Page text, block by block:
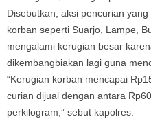
Disebutkan, aksi pencurian
korban seperti Suarjo, Lampe,
mengalami kerugian besar
dikembangbiakan lagi guna
“Kerugian korban mencapai
curian dijual dengan antara
perkilogram,” sebut kapolres.